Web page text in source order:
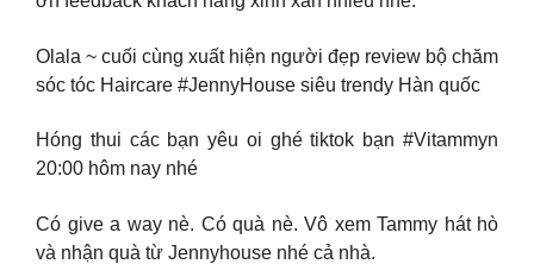
Olala ~ cuối cùng xuất hiện người đẹp review bộ chăm
sóc tóc Haircare #JennyHouse siêu trendy Hàn quốc
Hóng thui các bạn yêu oi ghé tiktok bạn #Vitammyn
20:00 hôm nay nhé
Có give a way nè. Có quà nè. Vô xem Tammy hát hò
và nhận quà từ Jennyhouse nhé cả nhà.